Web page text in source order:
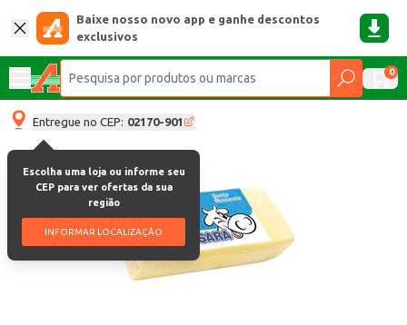
Baixe nosso novo app e ganhe descontos
exclusivos
0
Entregue no CEP: 02170-901
Escolha uma loja ou informe seu
CEP para ver ofertas da sua
região
INFORMAR LOCALIZAÇÃO